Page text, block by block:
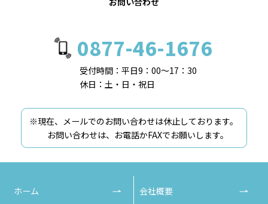
0877-46-1676
受付時間：平日9：00～17：30
休日：土・日・祝日
※現在、メールでのお問い合わせは休止しております。
お問い合わせは、お電話かFAXでお願いします。
ホーム 会社概要